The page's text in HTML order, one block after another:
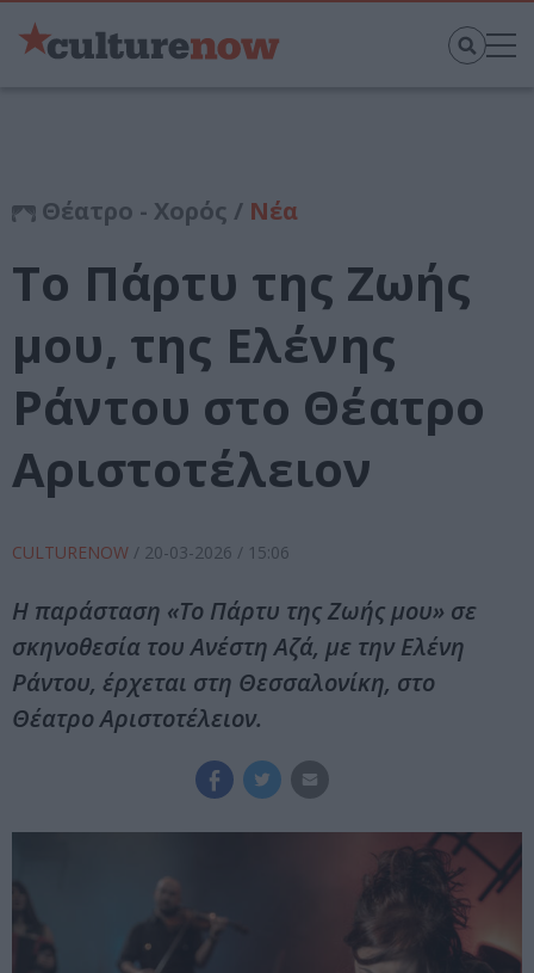
Θέατρο - Χορός / Νέα
Το Πάρτυ της Ζωής
μου, της Ελένης
Ράντου στο Θέατρο
Αριστοτέλειον
CULTURENOW / 20-03-2026 / 15:06
Η παράσταση «Το Πάρτυ της Ζωής μου» σε
σκηνοθεσία του Ανέστη Αζά, με την Ελένη
Ράντου, έρχεται στη Θεσσαλονίκη, στο
Θέατρο Αριστοτέλειον.